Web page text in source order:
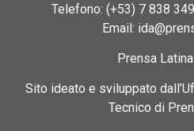
Telefono: (+53) 7 838
Email:
Prensa
Sito ideato e sviluppato
Tecnico di